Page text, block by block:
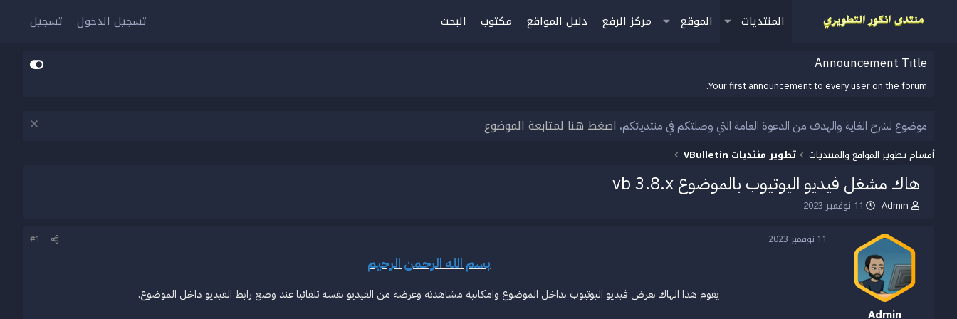
المنتديات الموقع مركز الرفع دليل المواقع مكتوب البحث تسجيل الدخول تسجيل
Announcement Title
Your first announcement to every user on the forum.
موضوع لشرح الغاية والهدف من الدعوة العامة التي وصلتكم في منتدياتكم، اضغط هنا لمتابعة الموضوع
أقسام تطوير المواقع والمنتديات تطوير منتديات VBulletin
هاك مشغل فيديو اليوتيوب بالموضوع vb 3.8.x
ب
ئ
ا
ل
م
و
Admin
ت
ي
خ
ل
ب
11 نوفمبر 2023
Admin
11 نوفمبر 2023 #1
بسم الله الرحمن الرحيم
يقوم هذا الهاك بعرض فيديو اليوتيوب بداخل الموضوع وامكانية مشاهدته وعرضه من الفيديو نفسه تلقائيا عند وضع رابط الفيديو داخل الموضوع.